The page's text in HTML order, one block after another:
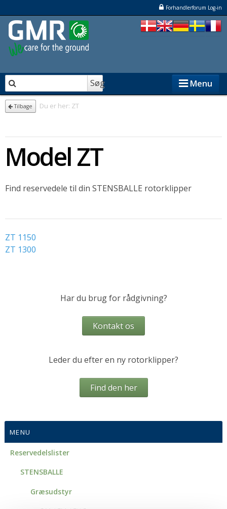
Forhandlerforum Log-in
Søg Menu
STAMA
NESBO
Om GMR
Tilbage Du er her: ZT
Model ZT
Find reservedele til din STENSBALLE rotorklipper
ZT 1150
ZT 1300
Har du brug for rådgivning?
Kontakt os
Leder du efter en ny rotorklipper?
Find den her
MENU
Reservedelslister
STENSBALLE
Græsudstyr